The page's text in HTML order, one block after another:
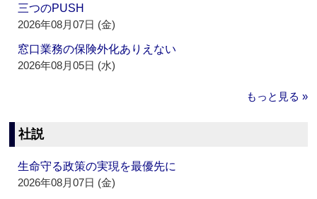
三つのPUSH
2026年08月07日 (金)
窓口業務の保険外化ありえない
2026年08月05日 (水)
もっと見る »
社説
生命守る政策の実現を最優先に
2026年08月07日 (金)